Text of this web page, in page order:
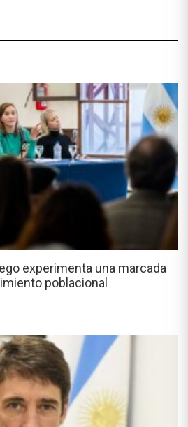
experimenta una marcada
poblacional